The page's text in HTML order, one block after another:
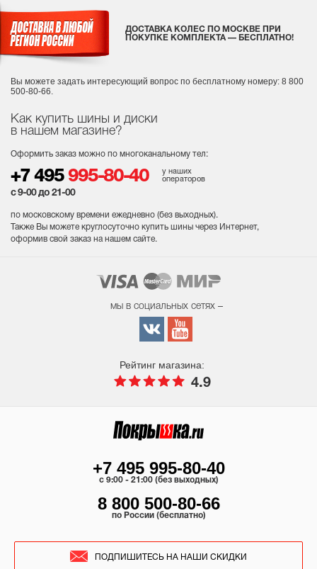
Как купить шины и диски
в нашем магазине?
Оформить заказ можно по многоканальному тел:
+7 495 995-80-40
у наших
операторов
с 9-00 до 21-00
по московскому времени ежедневно (без выходных).
Также Вы можете круглосуточно купить шины через Интернет,
оформив свой заказ на нашем сайте.
ДОСТАВКА КОЛЕС ПО МОСКВЕ ПРИ
ПОКУПКЕ КОМПЛЕКТА — БЕСПЛАТНО!
Вы можете задать интересующий вопрос по бесплатному номеру: 8 800
500-80-66.
мы в социальных сетях –
Рейтинг магазина:
4.9
+7 495 995-80-40
c 9:00 - 21:00 (без выходных)
8 800 500-80-66
по России (бесплатно)
ПОДПИШИТЕСЬ НА НАШИ СКИДКИ